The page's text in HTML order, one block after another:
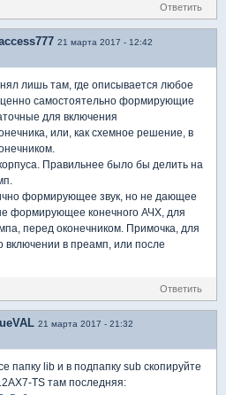
Ответить
21 марта 2017 - 12:42
лишь там, где описывается любое
самостоятельно формирующие
для включения
или, как схемное решение, в
Правильнее было бы делить на
звук, но не дающее
формирующее конечного АЧХ, для
перед оконечником. Примочка, для
включении в преамп, или после
Ответить
21 марта 2017 - 21:32
папку lib и в подпапку sub скопируйте
TS там последняя: